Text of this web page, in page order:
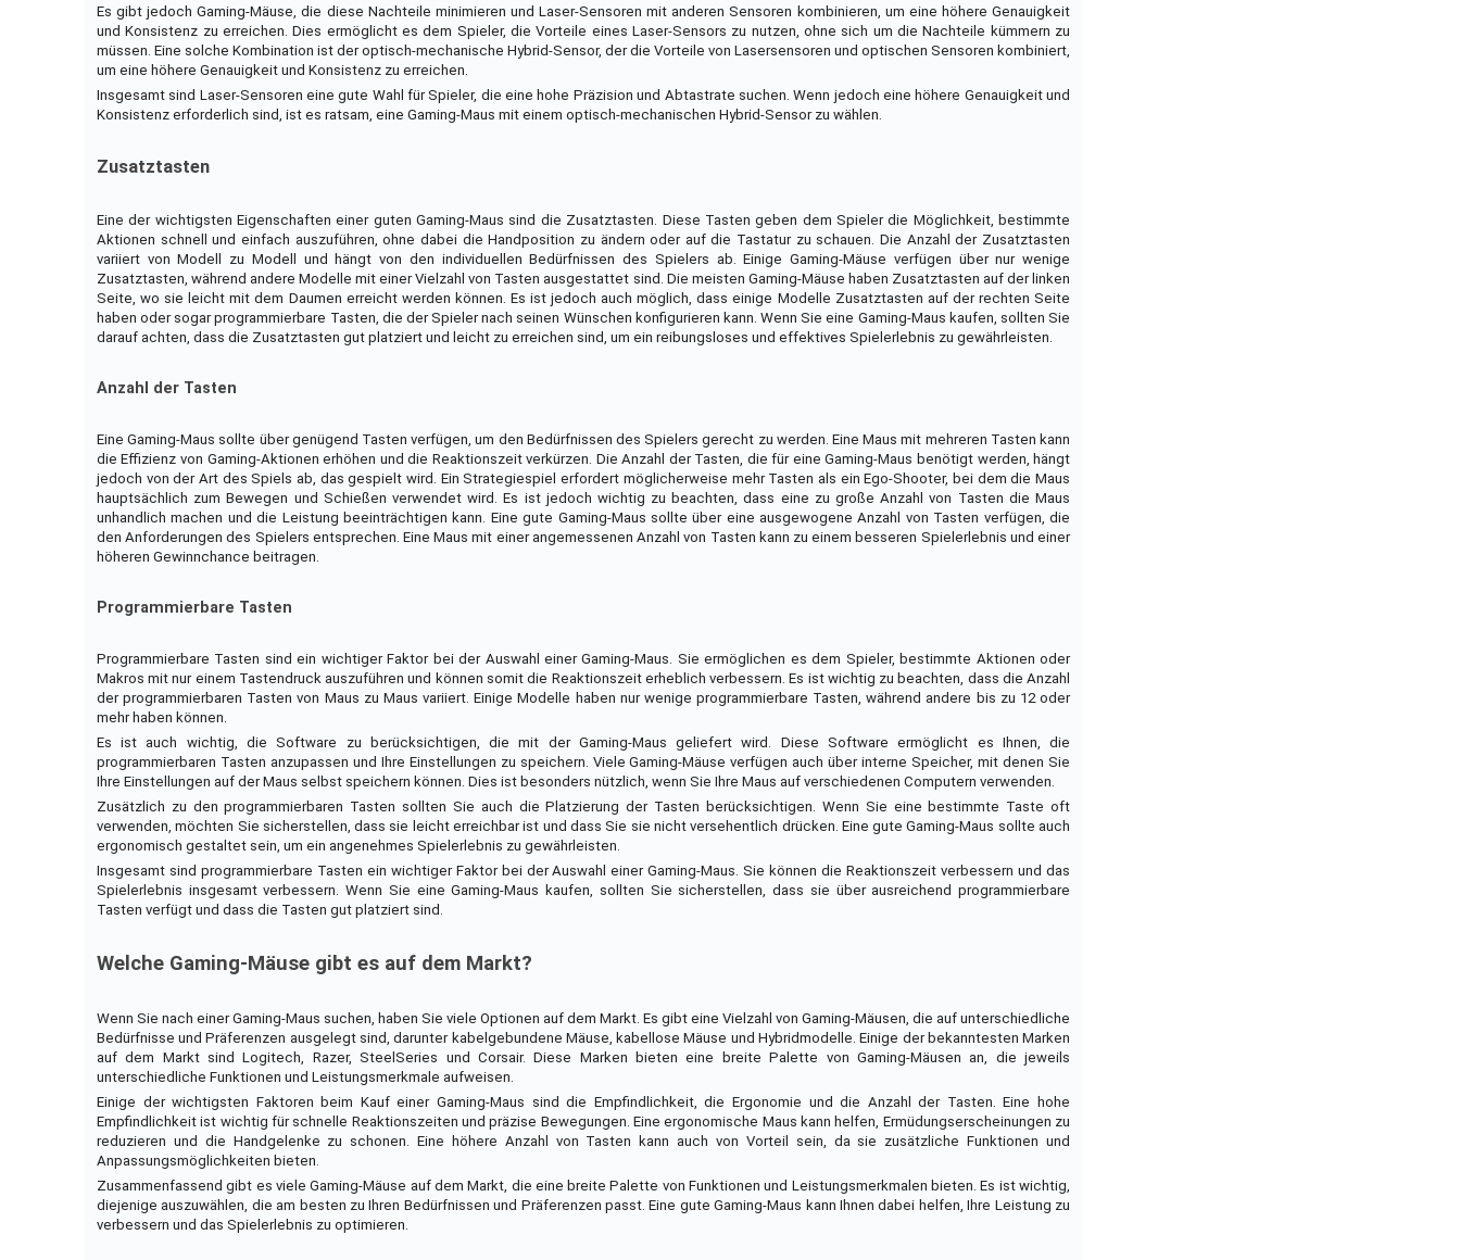
Es gibt jedoch Gaming-Mäuse, die diese Nachteile minimieren und Laser-Sensoren mit anderen Sensoren kombinieren, um eine höhere Genauigkeit
und Konsistenz zu erreichen. Dies ermöglicht es dem Spieler, die Vorteile eines Laser-Sensors zu nutzen, ohne sich um die Nachteile kümmern zu
müssen. Eine solche Kombination ist der optisch-mechanische Hybrid-Sensor, der die Vorteile von Lasersensoren und optischen Sensoren kombiniert,
um eine höhere Genauigkeit und Konsistenz zu erreichen.
Insgesamt sind Laser-Sensoren eine gute Wahl für Spieler, die eine hohe Präzision und Abtastrate suchen. Wenn jedoch eine höhere Genauigkeit und
Konsistenz erforderlich sind, ist es ratsam, eine Gaming-Maus mit einem optisch-mechanischen Hybrid-Sensor zu wählen.
Zusatztasten
Eine der wichtigsten Eigenschaften einer guten Gaming-Maus sind die Zusatztasten. Diese Tasten geben dem Spieler die Möglichkeit, bestimmte
Aktionen schnell und einfach auszuführen, ohne dabei die Handposition zu ändern oder auf die Tastatur zu schauen. Die Anzahl der Zusatztasten
variiert von Modell zu Modell und hängt von den individuellen Bedürfnissen des Spielers ab. Einige Gaming-Mäuse verfügen über nur wenige
Zusatztasten, während andere Modelle mit einer Vielzahl von Tasten ausgestattet sind. Die meisten Gaming-Mäuse haben Zusatztasten auf der linken
Seite, wo sie leicht mit dem Daumen erreicht werden können. Es ist jedoch auch möglich, dass einige Modelle Zusatztasten auf der rechten Seite
haben oder sogar programmierbare Tasten, die der Spieler nach seinen Wünschen konfigurieren kann. Wenn Sie eine Gaming-Maus kaufen, sollten Sie
darauf achten, dass die Zusatztasten gut platziert und leicht zu erreichen sind, um ein reibungsloses und effektives Spielerlebnis zu gewährleisten.
Anzahl der Tasten
Eine Gaming-Maus sollte über genügend Tasten verfügen, um den Bedürfnissen des Spielers gerecht zu werden. Eine Maus mit mehreren Tasten kann
die Effizienz von Gaming-Aktionen erhöhen und die Reaktionszeit verkürzen. Die Anzahl der Tasten, die für eine Gaming-Maus benötigt werden, hängt
jedoch von der Art des Spiels ab, das gespielt wird. Ein Strategiespiel erfordert möglicherweise mehr Tasten als ein Ego-Shooter, bei dem die Maus
hauptsächlich zum Bewegen und Schießen verwendet wird. Es ist jedoch wichtig zu beachten, dass eine zu große Anzahl von Tasten die Maus
unhandlich machen und die Leistung beeinträchtigen kann. Eine gute Gaming-Maus sollte über eine ausgewogene Anzahl von Tasten verfügen, die
den Anforderungen des Spielers entsprechen. Eine Maus mit einer angemessenen Anzahl von Tasten kann zu einem besseren Spielerlebnis und einer
höheren Gewinnchance beitragen.
Programmierbare Tasten
Programmierbare Tasten sind ein wichtiger Faktor bei der Auswahl einer Gaming-Maus. Sie ermöglichen es dem Spieler, bestimmte Aktionen oder
Makros mit nur einem Tastendruck auszuführen und können somit die Reaktionszeit erheblich verbessern. Es ist wichtig zu beachten, dass die Anzahl
der programmierbaren Tasten von Maus zu Maus variiert. Einige Modelle haben nur wenige programmierbare Tasten, während andere bis zu 12 oder
mehr haben können.
Es ist auch wichtig, die Software zu berücksichtigen, die mit der Gaming-Maus geliefert wird. Diese Software ermöglicht es Ihnen, die
programmierbaren Tasten anzupassen und Ihre Einstellungen zu speichern. Viele Gaming-Mäuse verfügen auch über interne Speicher, mit denen Sie
Ihre Einstellungen auf der Maus selbst speichern können. Dies ist besonders nützlich, wenn Sie Ihre Maus auf verschiedenen Computern verwenden.
Zusätzlich zu den programmierbaren Tasten sollten Sie auch die Platzierung der Tasten berücksichtigen. Wenn Sie eine bestimmte Taste oft
verwenden, möchten Sie sicherstellen, dass sie leicht erreichbar ist und dass Sie sie nicht versehentlich drücken. Eine gute Gaming-Maus sollte auch
ergonomisch gestaltet sein, um ein angenehmes Spielerlebnis zu gewährleisten.
Insgesamt sind programmierbare Tasten ein wichtiger Faktor bei der Auswahl einer Gaming-Maus. Sie können die Reaktionszeit verbessern und das
Spielerlebnis insgesamt verbessern. Wenn Sie eine Gaming-Maus kaufen, sollten Sie sicherstellen, dass sie über ausreichend programmierbare
Tasten verfügt und dass die Tasten gut platziert sind.
Welche Gaming-Mäuse gibt es auf dem Markt?
Wenn Sie nach einer Gaming-Maus suchen, haben Sie viele Optionen auf dem Markt. Es gibt eine Vielzahl von Gaming-Mäusen, die auf unterschiedliche
Bedürfnisse und Präferenzen ausgelegt sind, darunter kabelgebundene Mäuse, kabellose Mäuse und Hybridmodelle. Einige der bekanntesten Marken
auf dem Markt sind Logitech, Razer, SteelSeries und Corsair. Diese Marken bieten eine breite Palette von Gaming-Mäusen an, die jeweils
unterschiedliche Funktionen und Leistungsmerkmale aufweisen.
Einige der wichtigsten Faktoren beim Kauf einer Gaming-Maus sind die Empfindlichkeit, die Ergonomie und die Anzahl der Tasten. Eine hohe
Empfindlichkeit ist wichtig für schnelle Reaktionszeiten und präzise Bewegungen. Eine ergonomische Maus kann helfen, Ermüdungserscheinungen zu
reduzieren und die Handgelenke zu schonen. Eine höhere Anzahl von Tasten kann auch von Vorteil sein, da sie zusätzliche Funktionen und
Anpassungsmöglichkeiten bieten.
Zusammenfassend gibt es viele Gaming-Mäuse auf dem Markt, die eine breite Palette von Funktionen und Leistungsmerkmalen bieten. Es ist wichtig,
diejenige auszuwählen, die am besten zu Ihren Bedürfnissen und Präferenzen passt. Eine gute Gaming-Maus kann Ihnen dabei helfen, Ihre Leistung zu
verbessern und das Spielerlebnis zu optimieren.